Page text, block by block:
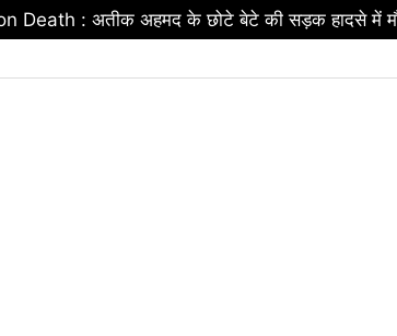
Death : अतीक अहमद के छोटे बेटे की सड़क हादसे में